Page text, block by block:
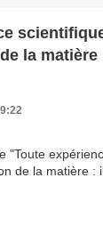
la